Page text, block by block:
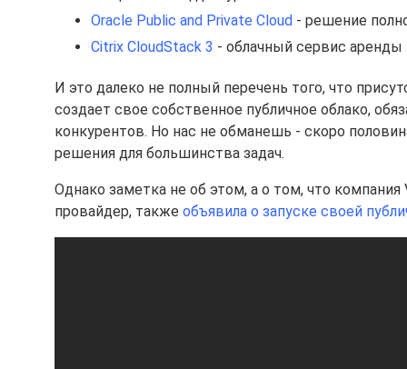
Oracle Public and Private Cloud - решение
Citrix CloudStack 3 - облачный сервис
И это далеко не полный перечень того, что
создает свое собственное публичное облако,
конкурентов. Но нас не обманешь - скоро
решения для большинства задач.
Однако заметка не об этом, а о том, что
провайдер, также объявила о запуске своей